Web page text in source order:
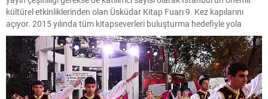
kültürel etkinliklerinden olan Üsküdar Kitap Fuarı 9. Kez kapılarını
açıyor. 2015 yılında tüm kitapseverleri buluşturma hedefiyle yola
çıkan Üsküdar Kitap Fuarı, bu yıl 120 yayınevi, 550 yazar ve 750
etkinlik ile kitapseverlerle buluşacak.